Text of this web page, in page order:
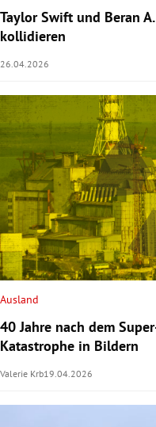
Taylor Swift und Beran
kollidieren
26.04.2026
Ausland
40 Jahre nach dem
Katastrophe in Bildern
Valerie Krb19.04.2026